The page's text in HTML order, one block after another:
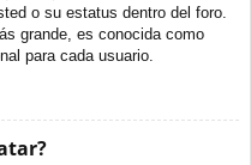
o su estatus dentro del foro.
grande, es conocida como
para cada usuario.